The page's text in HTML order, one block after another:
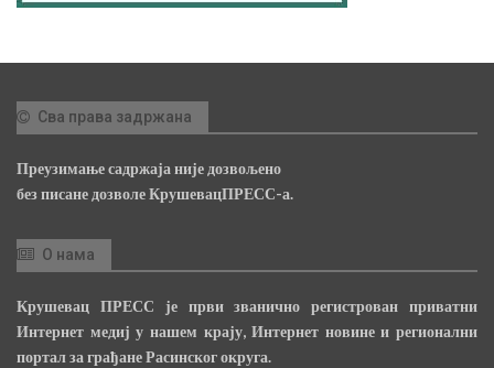
Сва права задржана
Преузимање садржаја није дозвољено
без писане дозволе КрушевацПРЕСС-а.
О нама
Крушевац ПРЕСС је први званично регистрован приватни
Интернет медиј у нашем крају, Интернет новине и регионални
портал за грађане Расинског округа.